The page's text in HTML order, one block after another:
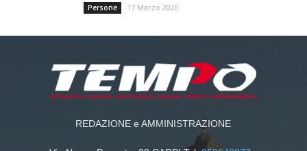
Persone 17 Marzo 2020
REDAZIONE e AMMINISTRAZIONE